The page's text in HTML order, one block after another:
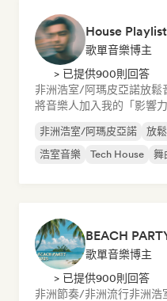
House
歌單音樂博主
> 已提供900則回答
非洲浩室/阿瑪皮亞諾放鬆
將音樂人加入我的「影響
非洲浩室/阿瑪皮亞諾 放
浩室音樂
Tech House 舞
BEACH
歌單音樂博主
> 已提供900則回答
非洲節奏/非洲流行非洲浩